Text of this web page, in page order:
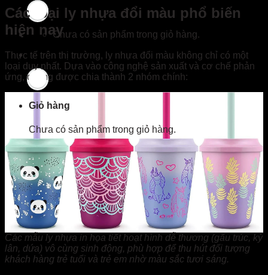
Chưa có sản phẩm trong giỏ hàng.
Giỏ hàng
Chưa có sản phẩm trong giỏ hàng.
Các loại ly nhựa đổi màu phổ biến
hiện nay
Thực tế trên thị trường, ly nhựa đổi màu không chỉ có một
loại duy nhất. Dựa vào công nghệ sản xuất và cơ chế phản
ứng, chúng được chia thành 2 nhóm chính:
Các mẫu ly nhựa in họa tiết hoạt hình dễ thương (gấu trúc, kỳ
lân, dứa) vô cùng sinh động, phù hợp để thu hút đối tượng
khách hàng trẻ tuổi và trẻ em nhờ màu sắc tươi sáng.